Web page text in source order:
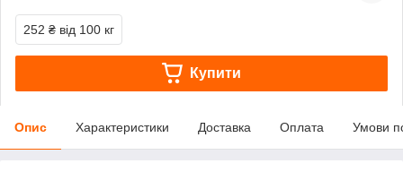
252 ₴ від 100 кг
Купити
Опис Характеристики Доставка Оплата Умови